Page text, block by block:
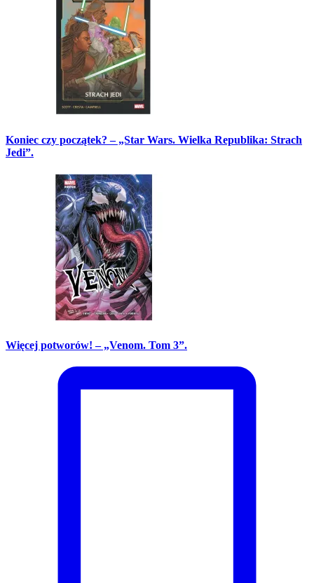
Koniec czy początek? – „Star Wars. Wielka Republika: Strach
Jedi”.
Więcej potworów! – „Venom. Tom 3”.